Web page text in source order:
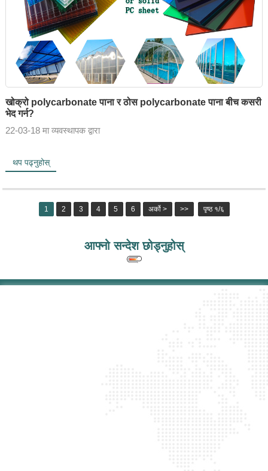
खोक्रो polycarbonate पाना र ठोस polycarbonate पाना बीच कसरी
भेद गर्न?
22-03-18 मा व्यवस्थापक द्वारा
थप पढ्नुहोस्
1 2 3 4 5 6 अर्को > >> पृष्ठ १/६
आफ्नो सन्देश छोड्नुहोस्